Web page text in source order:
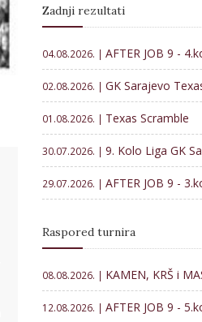
Zadnji rezultati
04.08.2026. | AFTER JOB 9 -
02.08.2026. | GK Sarajevo Texas
01.08.2026. | Texas Scramble
30.07.2026. | 9. Kolo Liga GK
29.07.2026. | AFTER JOB 9 -
Raspored turnira
08.08.2026. | KAMEN, KRŠ i MASLINA - Memorijal
12.08.2026. | AFTER JOB 9 -